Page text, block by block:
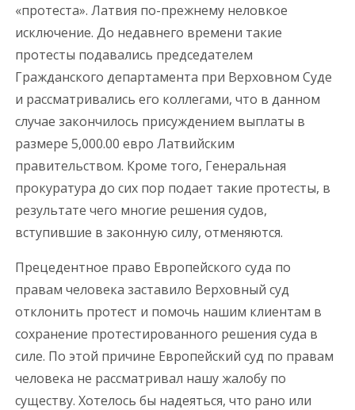
«протеста». Латвия по-прежнему неловкое
исключение. До недавнего времени такие
протесты подавались председателем
Гражданского департамента при Верховном Суде
и рассматривались его коллегами, что в данном
случае закончилось присуждением выплаты в
размере 5,000.00 евро Латвийским
правительством. Кроме того, Генеральная
прокуратура до сих пор подает такие протесты, в
результате чего многие решения судов,
вступившие в законную силу, отменяются.
Прецедентное право Европейского суда по
правам человека заставило Верховный суд
отклонить протест и помочь нашим клиентам в
сохранение протестированного решения суда в
силе. По этой причине Европейский суд по правам
человека не рассматривал нашу жалобу по
существу. Хотелось бы надеяться, что рано или